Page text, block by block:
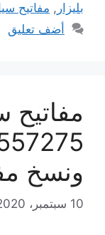
بليزار , مفاتيح
أضف تعليق
مفاتيح
ونسخ
10 سبتمبر، 2020